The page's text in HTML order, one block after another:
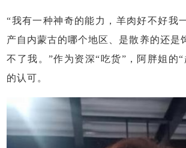
“我有一种神奇的能力，羊肉好不好我
产自内蒙古的哪个地区、是散养的还是
不了我。”作为资深“吃货”，阿胖姐的
的认可。